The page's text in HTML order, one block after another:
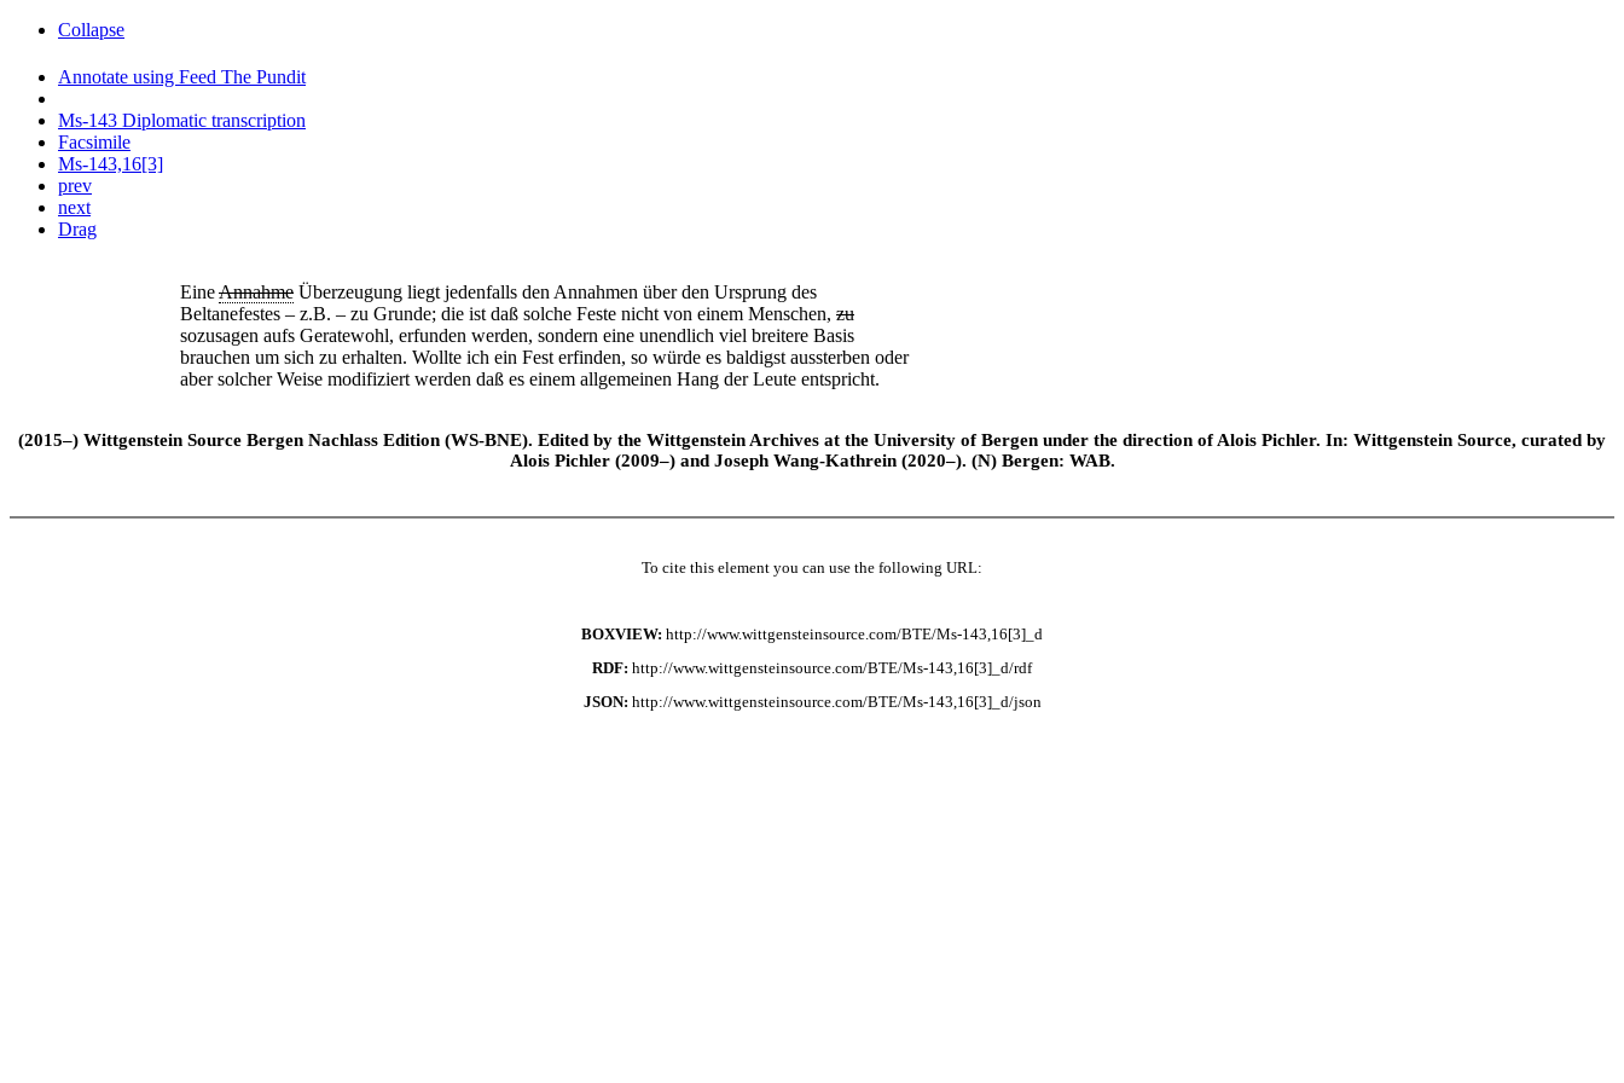
Collapse
Annotate using Feed The Pundit
Ms-143 Diplomatic transcription
Facsimile
Ms-143,16[3]
prev
next
Drag
EineAnnahme Überzeugung liegt jedenfalls den Annahmen über den Ursprung des
Beltanefestes – z.B. – zu Grunde; die ist daß solche Feste nicht von einem Menschen, zu
sozusagen aufs Geratewohl, erfunden werden, sondern eine unendlich viel breitere Basis
brauchen um sich zu erhalten. Wollte ich ein Fest erfinden, so würde es baldigst aussterben oder
aber solcher Weise modifiziert werden daß es einem allgemeinen Hang der Leute entspricht.
(2015–) Wittgenstein Source Bergen Nachlass Edition (WS-BNE). Edited by the Wittgenstein Archives at the University of Bergen under the direction of Alois Pichler. In: Wittgenstein Source, curated by
Alois Pichler (2009–) and Joseph Wang-Kathrein (2020–). (N) Bergen: WAB.
To cite this element you can use the following URL:
BOXVIEW: http://www.wittgensteinsource.com/BTE/Ms-143,16[3]_d
RDF: http://www.wittgensteinsource.com/BTE/Ms-143,16[3]_d/rdf
JSON: http://www.wittgensteinsource.com/BTE/Ms-143,16[3]_d/json